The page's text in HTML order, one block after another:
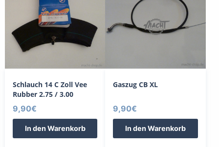
Schlauch 14 C Zoll Vee
Rubber 2.75 / 3.00
9,90€
In den Warenkorb
Gaszug CB XL
9,90€
In den Warenkorb